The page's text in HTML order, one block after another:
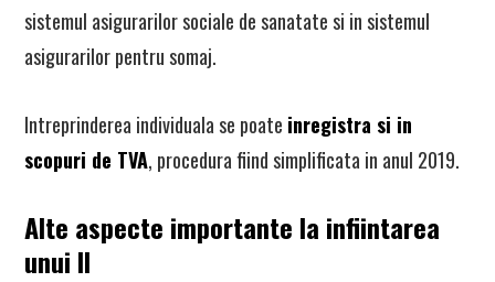
sistemul asigurarilor sociale de sanatate si in sistemul
asigurarilor pentru somaj.
Intreprinderea individuala se poate inregistra si in
scopuri de TVA, procedura fiind simplificata in anul 2019.
Alte aspecte importante la infiintarea
unui II